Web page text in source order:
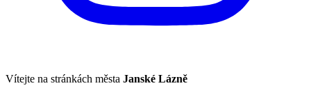
Vítejte na stránkách města Janské Lázně